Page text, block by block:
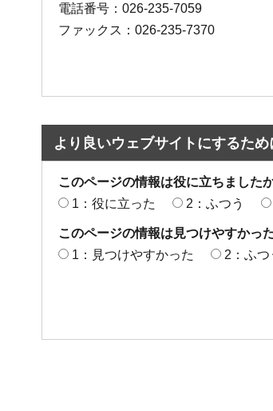
電話番号：026-235-7059
ファックス：026-235-7370
より良いウェブサイトにするた
このページの情報は役に立ちました
1：役に立った
2：ふつう
このページの情報は見つけやすかっ
1：見つけやすかった
2：ふつ